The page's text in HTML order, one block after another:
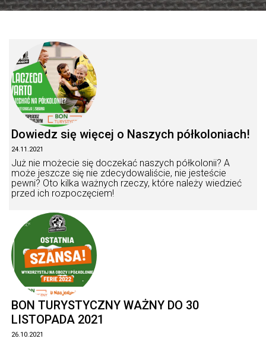
Dowiedz się więcej o Naszych półkoloniach!
24.11.2021
Już nie możecie się doczekać naszych półkolonii? A
może jeszcze się nie zdecydowaliście, nie jesteście
pewni? Oto kilka ważnych rzeczy, które należy wiedzieć
przed ich rozpoczęciem!
BON TURYSTYCZNY WAŻNY DO 30
LISTOPADA 2021
26.10.2021